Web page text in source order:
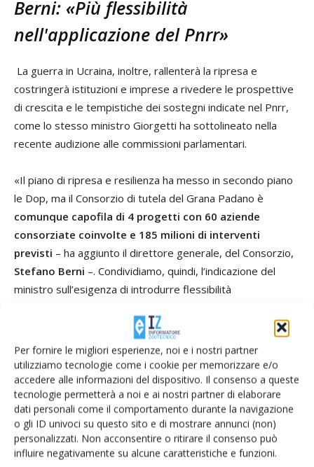
Per fornire le migliori esperienze, noi e i nostri partner
utilizziamo tecnologie come i cookie per memorizzare e/o
accedere alle informazioni del dispositivo. Il consenso a queste
tecnologie permetterà a noi e ai nostri partner di elaborare
dati personali come il comportamento durante la navigazione
o gli ID univoci su questo sito e di mostrare annunci (non)
personalizzati. Non acconsentire o ritirare il consenso può
influire negativamente su alcune caratteristiche e funzioni.
Berni: «Più flessibilità
nell'applicazione del Pnrr»
La guerra in Ucraina, inoltre, rallenterà la ripresa e
costringerà istituzioni e imprese a rivedere le prospettive
di crescita e le tempistiche dei sostegni indicate nel Pnrr,
come lo stesso ministro Giorgetti ha sottolineato nella
recente audizione alle commissioni parlamentari.
«Il piano di ripresa e resilienza ha messo in secondo piano
le Dop, ma il Consorzio di tutela del Grana Padano è
comunque capofila di 4 progetti con 60 aziende
consorziate coinvolte e 185 milioni di interventi
previsti – ha aggiunto il direttore generale, del Consorzio,
Stefano Berni –. Condividiamo, quindi, l’indicazione del
ministro sull’esigenza di introdurre flessibilità
TAG Consorzio di tutela del Grana Padano Dop
gdo
Giancarlo Giorgetti
Igp menu Renato Zaghini
ristoranti
Stefano Beni
tutela